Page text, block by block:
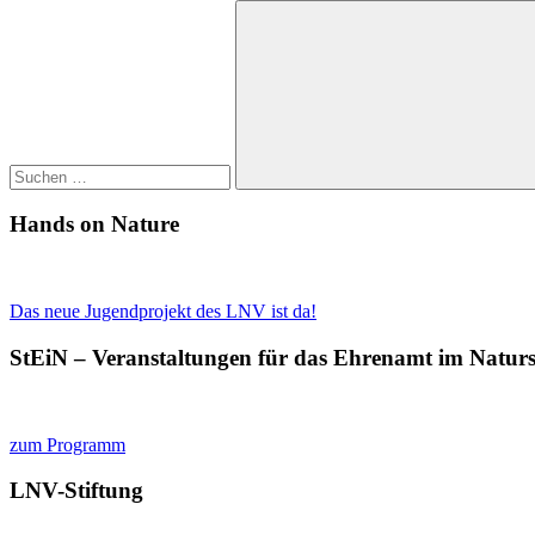
Suchen
Hands on Nature
Das neue Jugendprojekt des LNV ist da!
StEiN – Veranstaltungen für das Ehrenamt im
zum Programm
LNV-Stiftung